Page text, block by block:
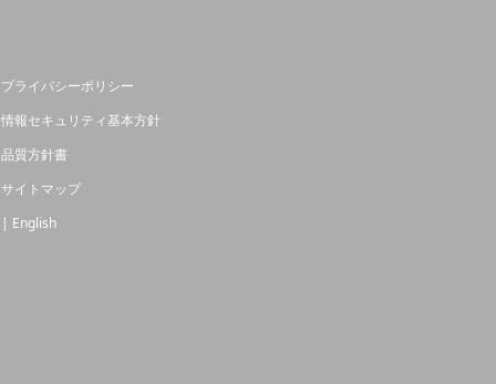
プライバシーポリシー
情報セキュリティ基本方針
品質方針書
サイトマップ
| English